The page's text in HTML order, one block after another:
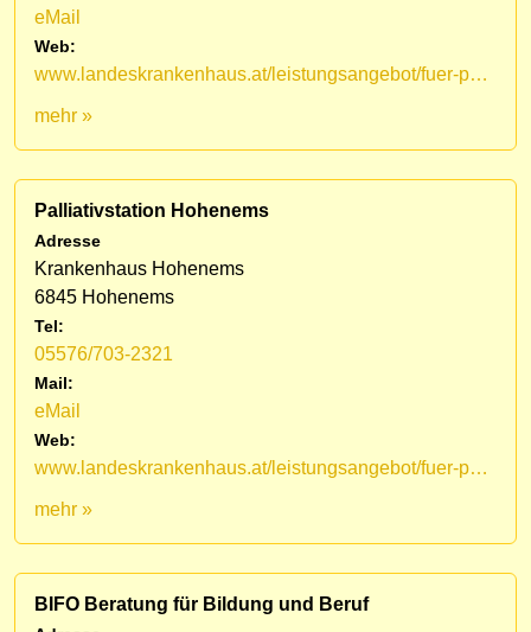
eMail
Web:
www.landeskrankenhaus.at/leistungsangebot/fuer-patienten/medizinische-fachbereiche/lkh-hohenems/palliativstation/mobiles-palliativteam-vorarlberg
mehr »
Palliativstation Hohenems
Adresse
Krankenhaus Hohenems
6845 Hohenems
Tel:
05576/703-2321
Mail:
eMail
Web:
www.landeskrankenhaus.at/leistungsangebot/fuer-patienten/medizinische-fachbereiche/lkh-hohenems/palliativstation
mehr »
BIFO Beratung für Bildung und Beruf